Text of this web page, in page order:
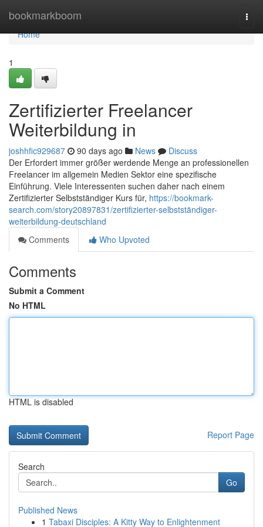
bookmarkboom
Home
Home
1
Zertifizierter Freelancer
Weiterbildung in
joshhfic929687 90 days ago News
Discuss
Der Erfordert immer größer werdende Menge an professionellen
Freelancer im allgemein Medien Sektor eine spezifische
Einführung. Viele Interessenten suchen daher nach einem
Zertifizierter Selbstständiger Kurs für, https://bookmark-
search.com/story20897831/zertifizierter-selbstständiger-
weiterbildung-deutschland
Comments
Who Upvoted
Comments
Submit a Comment
No HTML
HTML is disabled
Report Page
Search
Go
Published News
1 Tabaxi Disciples: A Kitty Way to Enlightenment